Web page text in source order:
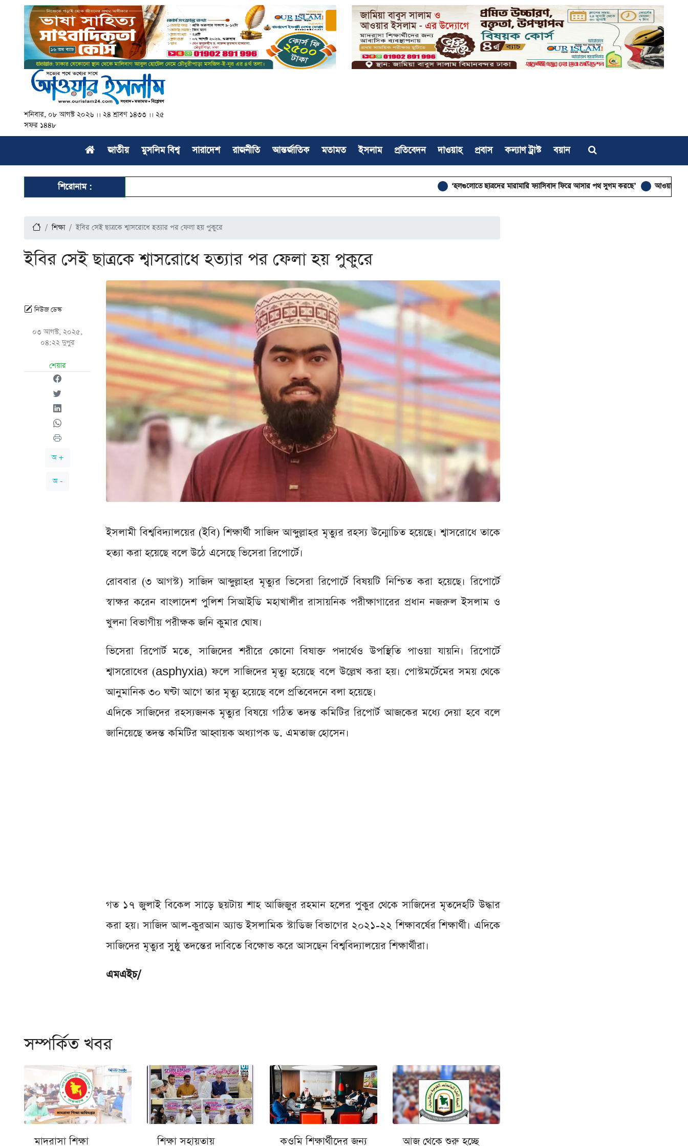
শনিবার, ০৮ আগস্ট ২০২৬ ।। ২৪ শ্রাবণ ১৪৩৩ ।। ২৫
সফর ১৪৪৮
জাতীয় মুসলিম বিশ্ব সারাদেশ রাজনীতি আন্তর্জাতিক মতামত ইসলাম প্রতিবেদন দাওয়াহ প্রবাস কল্যাণ ট্রাস্ট বয়ান
শিরোনাম : ‘হলগুলোতে ছাত্রদের মারামারি ফ্যাসিবাদ ফিরে আসার পথ সুগম করছে’ আওয়ামী নৃশংসতার বৈশ্বিক
শিক্ষা ইবির সেই ছাত্রকে শ্বাসরোধে হত্যার পর ফেলা হয় পুকুরে
ইবির সেই ছাত্রকে শ্বাসরোধে হত্যার পর ফেলা হয় পুকুরে
নিউজ ডেস্ক
০৩ আগস্ট, ২০২৫,
০৪:২২ দুপুর
শেয়ার
অ +
অ -
ইসলামী বিশ্ববিদ্যালয়ের (ইবি) শিক্ষার্থী সাজিদ আব্দুল্লাহর মৃত্যুর রহস্য উন্মোচিত হয়েছে। শ্বাসরোধে তাকে
হত্যা করা হয়েছে বলে উঠে এসেছে ভিসেরা রিপোর্টে।
রোববার (৩ আগস্ট) সাজিদ আব্দুল্লাহর মৃত্যুর ভিসেরা রিপোর্টে বিষয়টি নিশ্চিত করা হয়েছে। রিপোর্টে
স্বাক্ষর করেন বাংলাদেশ পুলিশ সিআইডি মহাখালীর রাসায়নিক পরীক্ষাগারের প্রধান নজরুল ইসলাম ও
খুলনা বিভাগীয় পরীক্ষক জনি কুমার ঘোষ।
ভিসেরা রিপোর্ট মতে, সাজিদের শরীরে কোনো বিষাক্ত পদার্থেও উপস্থিতি পাওয়া যায়নি। রিপোর্টে
শ্বাসরোধের (asphyxia) ফলে সাজিদের মৃত্যু হয়েছে বলে উল্লেখ করা হয়। পোস্টমর্টেমের সময় থেকে
আনুমানিক ৩০ ঘণ্টা আগে তার মৃত্যু হয়েছে বলে প্রতিবেদনে বলা হয়েছে।
এদিকে সাজিদের রহস্যজনক মৃত্যুর বিষয়ে গঠিত তদন্ত কমিটির রিপোর্ট আজকের মধ্যে দেয়া হবে বলে
জানিয়েছে তদন্ত কমিটির আহ্বায়ক অধ্যাপক ড. এমতাজ হোসেন।
গত ১৭ জুলাই বিকেল সাড়ে ছয়টায় শাহ আজিজুর রহমান হলের পুকুর থেকে সাজিদের মৃতদেহটি উদ্ধার
করা হয়। সাজিদ আল-কুরআন অ্যান্ড ইসলামিক স্টাডিজ বিভাগের ২০২১-২২ শিক্ষাবর্ষের শিক্ষার্থী। এদিকে
সাজিদের মৃত্যুর সুষ্ঠু তদন্তের দাবিতে বিক্ষোভ করে আসছেন বিশ্ববিদ্যালয়ের শিক্ষার্থীরা।
এমএইচ/
সম্পর্কিত খবর
মাদরাসা শিক্ষা
শিক্ষা সহায়তায়
কওমি শিক্ষার্থীদের জন্য
আজ থেকে শুরু হচ্ছে